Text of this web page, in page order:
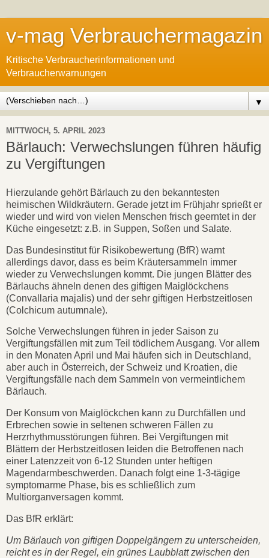
v-mag Verbrauchermagazin
Kritische Verbraucherinformationen und
Verbraucherwarnungen
▼
MITTWOCH, 5. APRIL 2023
Bärlauch: Verwechslungen führen häufig
zu Vergiftungen
Hierzulande gehört Bärlauch zu den bekanntesten
heimischen Wildkräutern. Gerade jetzt im Frühjahr sprießt er
wieder und wird von vielen Menschen frisch geerntet in der
Küche eingesetzt: z.B. in Suppen, Soßen und Salate.
Das Bundesinstitut für Risikobewertung (BfR) warnt
allerdings davor, dass es beim Kräutersammeln immer
wieder zu Verwechslungen kommt. Die jungen Blätter des
Bärlauchs ähneln denen des giftigen Maiglöckchens
(Convallaria majalis) und der sehr giftigen Herbstzeitlosen
(Colchicum autumnale).
Solche Verwechslungen führen in jeder Saison zu
Vergiftungsfällen mit zum Teil tödlichem Ausgang. Vor allem
in den Monaten April und Mai häufen sich in Deutschland,
aber auch in Österreich, der Schweiz und Kroatien, die
Vergiftungsfälle nach dem Sammeln von vermeintlichem
Bärlauch.
Der Konsum von Maiglöckchen kann zu Durchfällen und
Erbrechen sowie in seltenen schweren Fällen zu
Herzrhythmusstörungen führen. Bei Vergiftungen mit
Blättern der Herbstzeitlosen leiden die Betroffenen nach
einer Latenzzeit von 6-12 Stunden unter heftigen
Magendarmbeschwerden. Danach folgt eine 1-3-tägige
symptomarme Phase, bis es schließlich zum
Multiorganversagen kommt.
Das BfR erklärt:
Um Bärlauch von giftigen Doppelgängern zu unterscheiden,
reicht es in der Regel, ein grünes Laubblatt zwischen den